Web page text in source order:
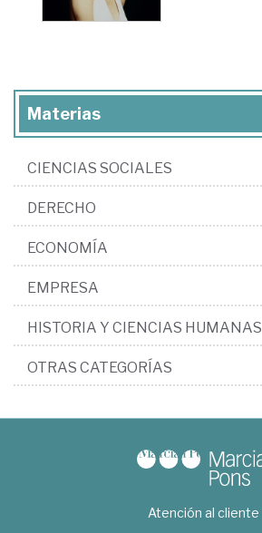
Materias
CIENCIAS SOCIALES
DERECHO
ECONOMÍA
EMPRESA
HISTORIA Y CIENCIAS HUMANAS
OTRAS CATEGORÍAS
Atención al cliente